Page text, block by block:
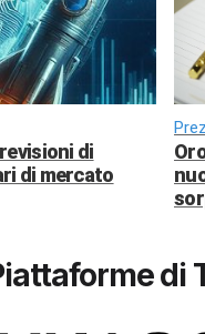
di
di mercato
di